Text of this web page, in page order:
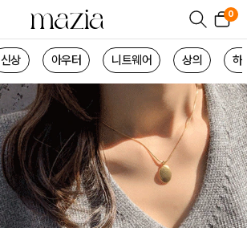
0
신상 아우터 니트웨어 상의 하